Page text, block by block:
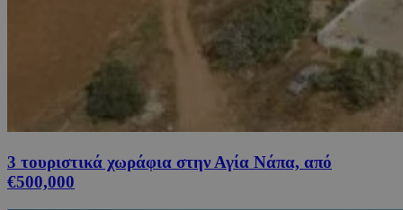
3 τουριστικά χωράφια στην Αγία Νάπα, από
€500,000